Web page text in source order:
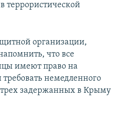
террористической
организации,
что все
имеют право на
немедленного
задержанных в Крыму